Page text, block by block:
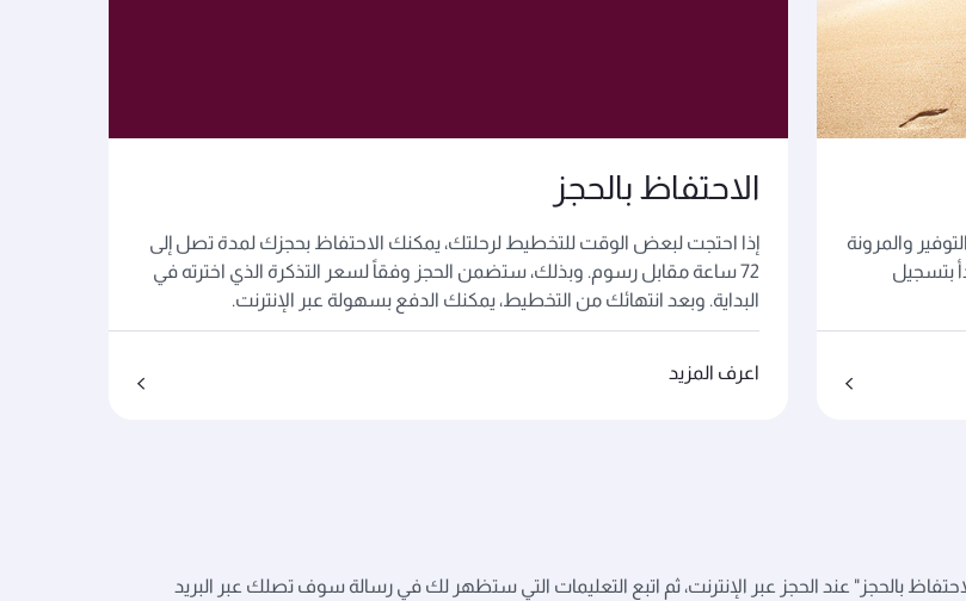
والمرونة
بتسجيل
الاحتفاظ بالحجز
إذا احتجت لبعض الوقت للتخطيط لرحلتك، يمكنك الاحتفاظ بحجزك لمدة تصل إلى
72 ساعة مقابل رسوم. وبذلك، ستضمن الحجز وفقاً لسعر التذكرة الذي اخترته في
البداية. وبعد انتهائك من التخطيط، يمكنك الدفع بسهولة عبر الإنترنت.
اعرف المزيد
بالحجز" عند الحجز عبر الإنترنت، ثم اتبع التعليمات التي ستظهر لك في رسالة سوف تصلك عبر البريد